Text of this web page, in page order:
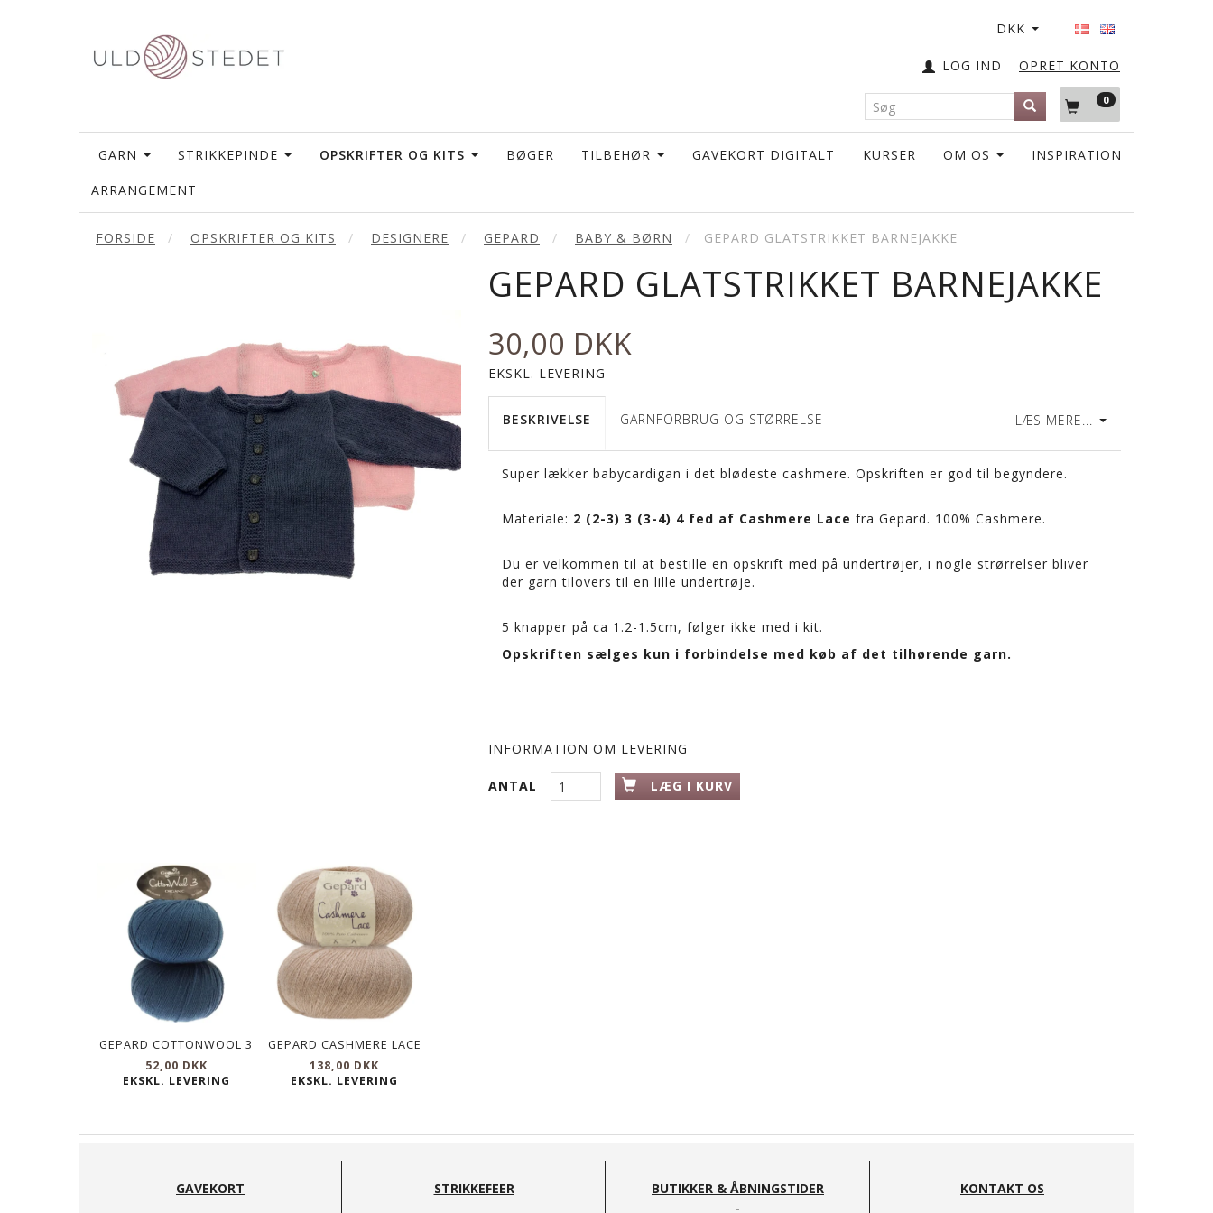
DKK
OPRET KONTO
LOG IND
0
GARN STRIKKEPINDE OPSKRIFTER OG KITS BØGER TILBEHØR GAVEKORT DIGITALT KURSER OM OS INSPIRATION
ARRANGEMENT
FORSIDE OPSKRIFTER OG KITS DESIGNERE GEPARD BABY & BØRN GEPARD GLATSTRIKKET BARNEJAKKE
GEPARD GLATSTRIKKET BARNEJAKKE
30,00 DKK
EKSKL. LEVERING
LÆS MERE...
BESKRIVELSE GARNFORBRUG OG STØRRELSE
Super lækker babycardigan i det blødeste cashmere. Opskriften er god til begyndere.
Materiale: 2 (2-3) 3 (3-4) 4 fed af Cashmere Lace fra Gepard. 100% Cashmere.
Du er velkommen til at bestille en opskrift med på undertrøjer, i nogle strørrelser bliver
der garn tilovers til en lille undertrøje.
5 knapper på ca 1.2-1.5cm, følger ikke med i kit.
Opskriften sælges kun i forbindelse med køb af det tilhørende garn.
INFORMATION OM LEVERING
ANTAL LÆG I KURV
GEPARD COTTONWOOL 3
52,00 DKK
EKSKL. LEVERING
GEPARD CASHMERE LACE
138,00 DKK
EKSKL. LEVERING
GAVEKORT STRIKKEFEER BUTIKKER & ÅBNINGSTIDER KONTAKT OS